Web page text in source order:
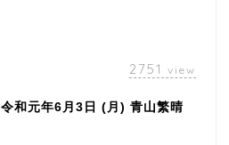
2751 view
令和元年6月3日 (月) 青山繁晴